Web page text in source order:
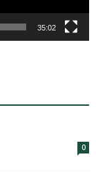
35:02
0